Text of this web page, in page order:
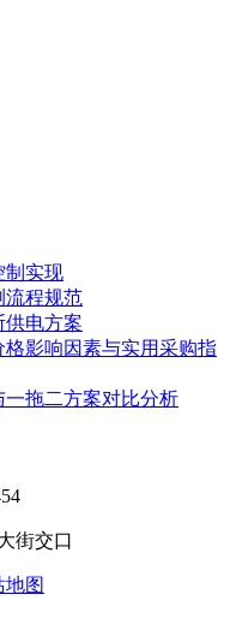
制实现
流程规范
供电方案
影响因素与实用采购指
拖二方案对比分析
街交口
地图